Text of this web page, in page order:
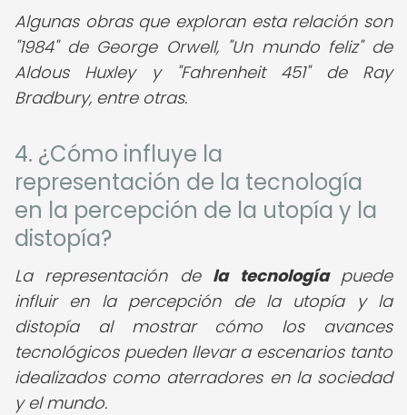
Algunas obras que exploran esta relación son
"1984" de George Orwell, "Un mundo feliz" de
Aldous Huxley y "Fahrenheit 451" de Ray
Bradbury, entre otras.
4. ¿Cómo influye la
representación de la tecnología
en la percepción de la utopía y la
distopía?
La representación de la tecnologíapuede
influir en la percepción de la utopía y la
distopía al mostrar cómo los avances
tecnológicos pueden llevar a escenarios tanto
idealizados como aterradores en la sociedad
y el mundo.